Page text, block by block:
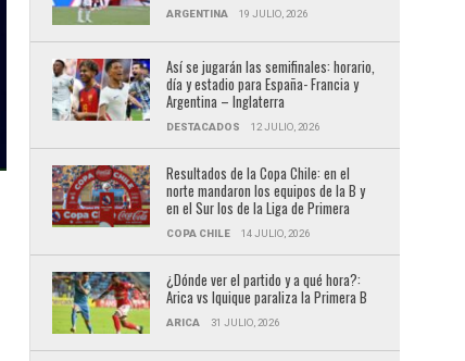
ARGENTINA 19 JULIO, 2026
Así se jugarán las semifinales: horario,
día y estadio para España- Francia y
Argentina – Inglaterra
DESTACADOS 12 JULIO, 2026
Resultados de la Copa Chile: en el
norte mandaron los equipos de la B y
en el Sur los de la Liga de Primera
COPA CHILE 14 JULIO, 2026
¿Dónde ver el partido y a qué hora?:
Arica vs Iquique paraliza la Primera B
ARICA 31 JULIO, 2026